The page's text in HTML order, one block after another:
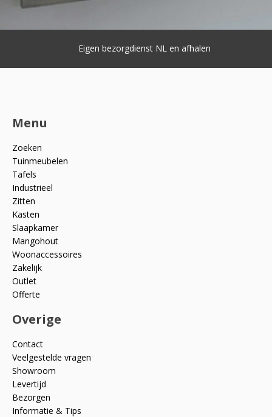
Eigen bezorgdienst NL en afhalen
Menu
Zoeken
Tuinmeubelen
Tafels
Industrieel
Zitten
Kasten
Slaapkamer
Mangohout
Woonaccessoires
Zakelijk
Outlet
Offerte
Overige
Contact
Veelgestelde vragen
Showroom
Levertijd
Bezorgen
Informatie & Tips